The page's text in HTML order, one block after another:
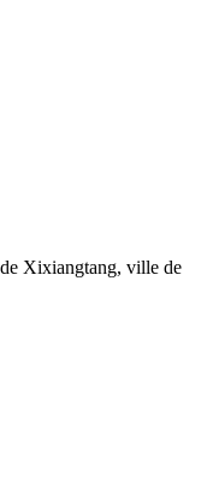
Xixiangtang, ville de